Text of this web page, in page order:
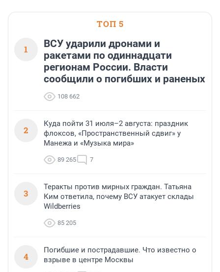
ТОП 5
1
ВСУ ударили дронами и
ракетами по одиннадцати
регионам России. Власти
сообщили о погибших и раненых
108 662
2
Куда пойти 31 июля–2 августа: праздник
флоксов, «Пространственный сдвиг» у
Манежа и «Музыка мира»
89 265 7
3
Теракты против мирных граждан. Татьяна
Ким ответила, почему ВСУ атакует склады
Wildberries
85 205
4
Погибшие и пострадавшие. Что известно о
взрыве в центре Москвы